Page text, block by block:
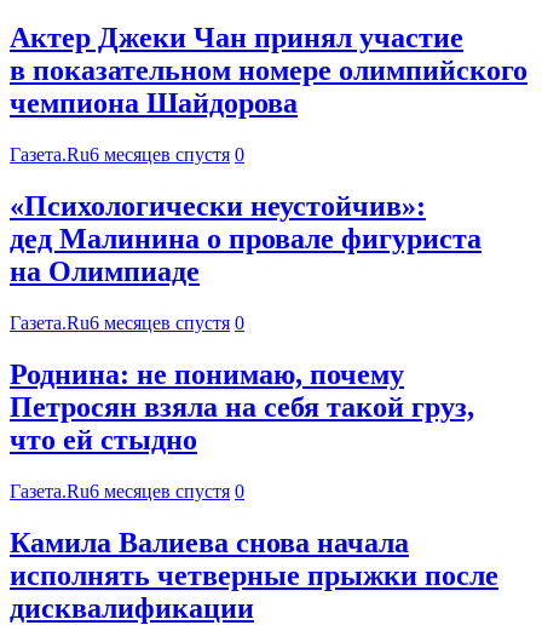
Актер Джеки Чан принял участие
в показательном номере олимпийского
чемпиона Шайдорова
Газета.Ru6 месяцев спустя 0
«Психологически неустойчив»:
дед Малинина о провале фигуриста
на Олимпиаде
Газета.Ru6 месяцев спустя 0
Роднина: не понимаю, почему
Петросян взяла на себя такой груз,
что ей стыдно
Газета.Ru6 месяцев спустя 0
Камила Валиева снова начала
исполнять четверные прыжки после
дисквалификации